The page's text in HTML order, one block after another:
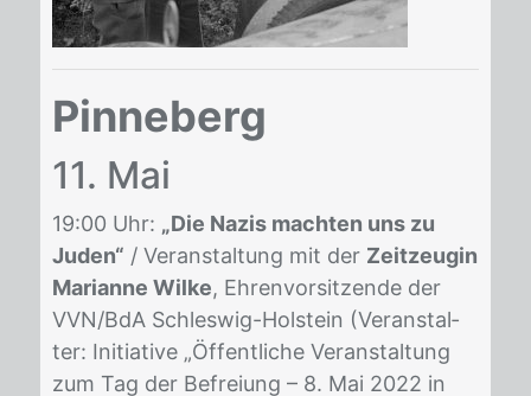
Pinneberg
11. Mai
19:00 Uhr: „Die Nazis machten uns zu
Juden“ / Ver­an­stal­tung mit der Zeitzeugin
Marianne Wilke, Eh­ren­vor­sit­zen­de der
VVN/​BdA Schles­wig-Hol­stein (Ver­an­stal­
ter: In­itia­ti­ve „Öffent­li­che Ver­an­stal­tung
zum Tag der Be­frei­ung – 8. Mai 2022 in